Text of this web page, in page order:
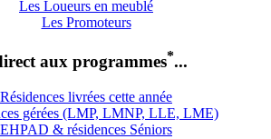
Les Loueurs en meublé
Les Promoteurs
aux programmes*...
Résidences livrées cette année
gérées (LMP, LMNP, LLE, LME)
EHPAD & résidences Séniors